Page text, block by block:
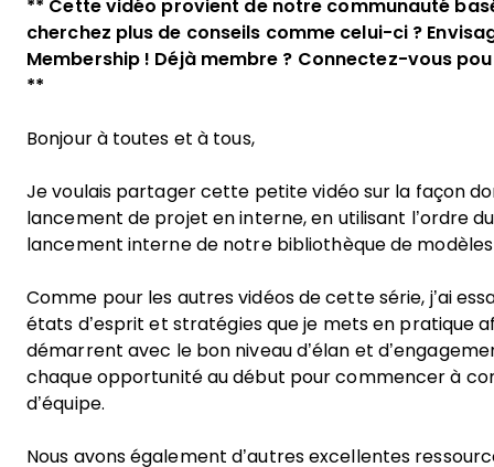
** Cette vidéo provient de notre communauté
cherchez plus de conseils comme celui-ci ?
Membership ! Déjà membre ? Connectez-vous
**
Bonjour à toutes et à tous,
Je voulais partager cette petite vidéo sur la façon
lancement de projet en interne, en utilisant l’ordre
lancement internede notre bibliothèque de
Comme pour les autres vidéos de cette série, j’ai
états d’esprit et stratégies que je mets en pratique
démarrent avec le bon niveau d’élan et
chaque opportunité au début pour commencer à
d’équipe.
Nous avons également d’autres excellentes